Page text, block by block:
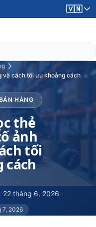
🇻🇳
và cách tối ưu khoảng cách
HÀNG
thẻ
ảnh
tối
cách
· 22 tháng 6, 2026 ·
7, 2026